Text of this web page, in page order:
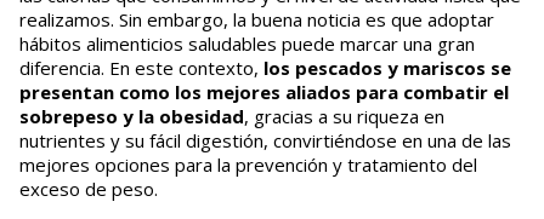
realizamos. Sin embargo, la buena noticia es que adoptar
hábitos alimenticios saludables puede marcar una gran
diferencia. En este contexto, los pescados y mariscos se
presentan como los mejores aliados para combatir el
sobrepeso y la obesidad, gracias a su riqueza en
nutrientes y su fácil digestión, convirtiéndose en una de las
mejores opciones para la prevención y tratamiento del
exceso de peso.